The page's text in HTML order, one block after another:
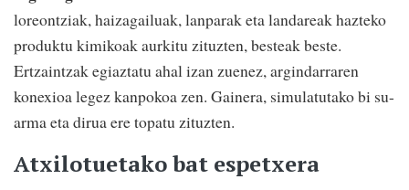
loreontziak, haizagailuak, lanparak eta landareak hazteko
produktu kimikoak aurkitu zituzten, besteak beste.
Ertzaintzak egiaztatu ahal izan zuenez, argindarraren
konexioa legez kanpokoa zen. Gainera, simulatutako bi su-
arma eta dirua ere topatu zituzten.
Atxilotuetako bat espetxera